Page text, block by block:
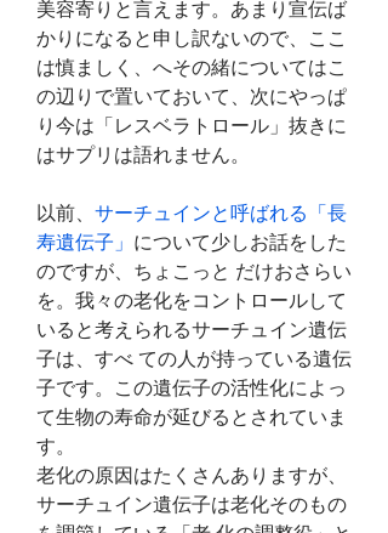
美容寄りと言えます。あまり宣伝ば
かりになると申し訳ないので、ここ
は慎ましく、へその緒についてはこ
の辺りで置いておいて、次にやっぱ
り今は「レスベラトロール」抜きに
はサプリは語れません。
以前、 サーチュインと呼ばれる「長
寿遺伝子」 について少しお話をした
のですが、ちょこっと だけおさらい
を。我々の老化をコントロールして
いると考えられるサーチュイン遺伝
子は、すべ ての人が持っている遺伝
子です。この遺伝子の活性化によっ
て生物の寿命が延びるとされていま
す。
老化の原因はたくさんありますが、
サーチュイン遺伝子は老化そのもの